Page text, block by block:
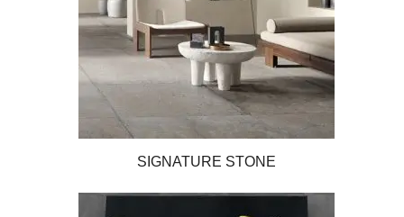
SIGNATURE STONE